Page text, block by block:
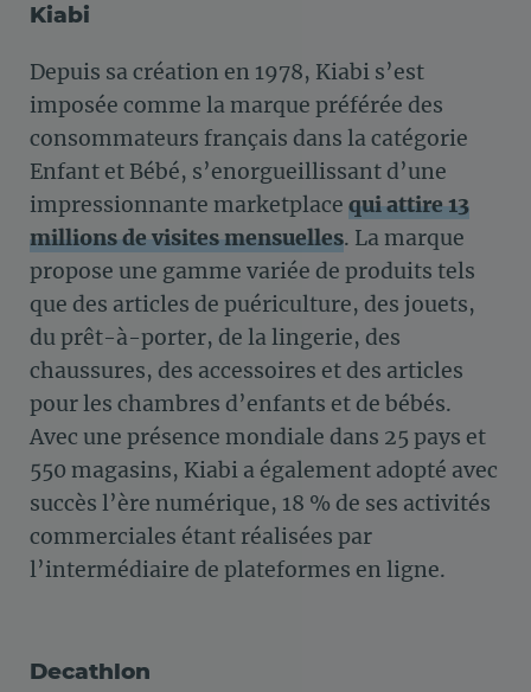
Kiabi
Depuis sa création en 1978, Kiabi s’est
imposée comme la marque préférée des
consommateurs français dans la catégorie
Enfant et Bébé, s’enorgueillissant d’une
impressionnante marketplace qui attire 13
millions de visites mensuelles. La marque
propose une gamme variée de produits tels
que des articles de puériculture, des jouets,
du prêt-à-porter, de la lingerie, des
chaussures, des accessoires et des articles
pour les chambres d’enfants et de bébés.
Avec une présence mondiale dans 25 pays et
550 magasins, Kiabi a également adopté avec
succès l’ère numérique, 18 % de ses activités
commerciales étant réalisées par
l’intermédiaire de plateformes en ligne.
Decathlon